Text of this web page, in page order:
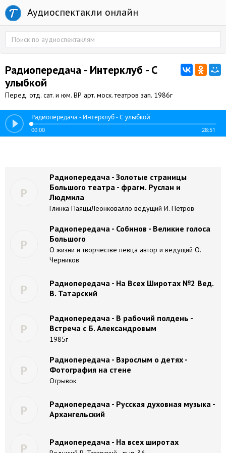
Аудиоспектакли онлайн
Радиопередача - Интерклуб - С
улыбкой
Перед. отд. сат. и юм. ВР арт. моск. театров зап. 1986г
Радиопередача - Интерклуб - С улыбкой
00:00 28:51
Р
Радиопередача - Золотые страницы
Большого театра - фрагм. Руслан и
Людмила
Глинка ПаяцыЛеонковалло ведущий И. Петров
Р
Радиопередача - Собинов - Великие голоса
Большого
О жизни и творчестве певца автор и ведущий О.
Черников
Р
Радиопередача - На Всех Широтах №2 Вед.
В. Татарский
Р
Радиопередача - В рабочий полдень -
Встреча с Б. Александровым
1985г
Р
Радиопередача - Взрослым о детях -
Фотография на стене
Отрывок
Р
Радиопередача - Русская духовная музыка -
Архангельский
Р Радиопередача - На всех широтах